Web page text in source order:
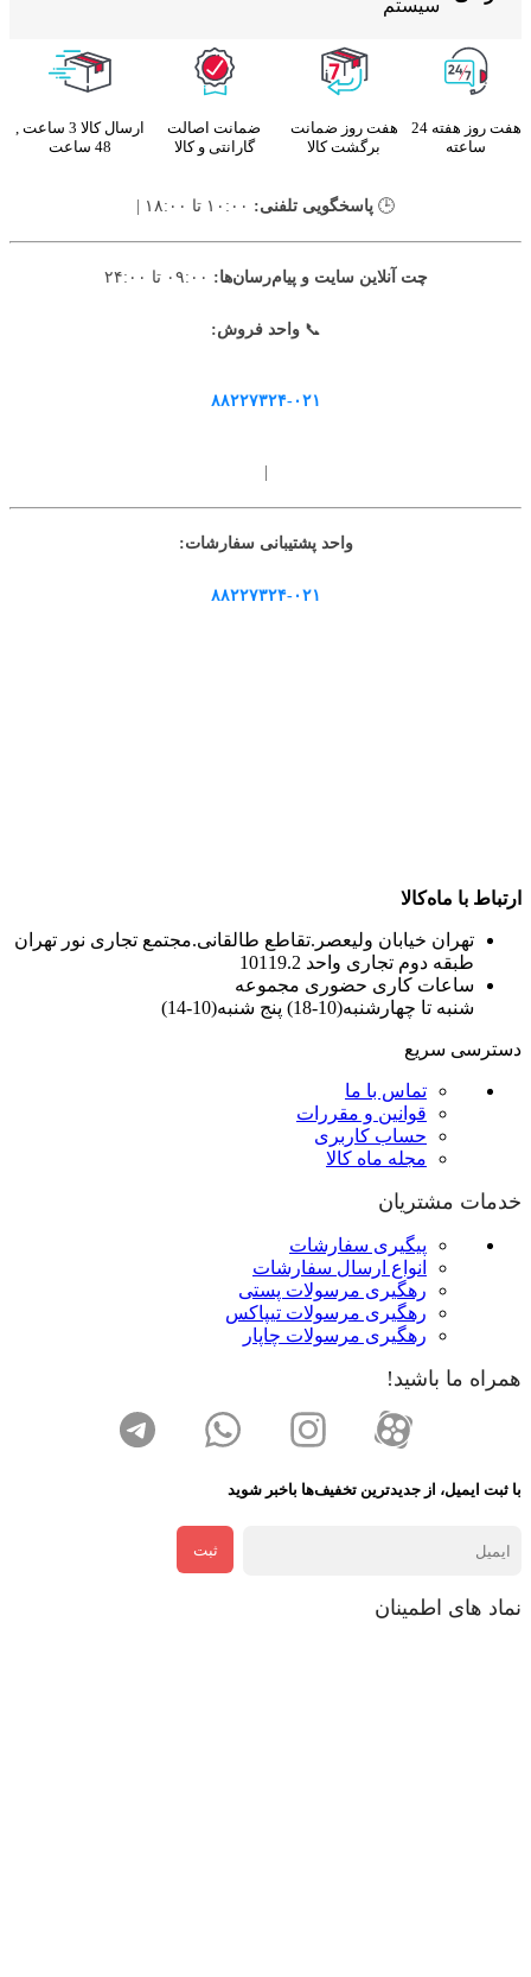
سیستم
هفت روز هفته 24
ساعته
هفت روز ضمانت
برگشت کالا
ضمانت اصالت
گارانتی و کالا
ارسال کالا 3 ساعت ,
48 ساعت
🕒 پاسخگویی تلفنی:
چت آنلاین سایت و پیام‌رسان‌ها:
📞واحد فروش:
۸۸۲۲۷۳۲۴-۰۲۱
واحد پشتیبانی سفارشات:
۸۸۲۲۷۳۲۴-۰۲۱
ارتباط با ماه‌کالا
تهران خیابان ولیعصر.تقاطع طالقانی.مجتمع تجاری نور تهران
طبقه دوم تجاری واحد 10119.2
ساعات کاری حضوری مجموعه
شنبه تا چهارشنبه(10-18) پنج شنبه(10-14)
دسترسی سریع
تماس با ما
قوانین و مقررات
حساب کاربری
مجله ماه کالا
خدمات مشتریان
پیگیری سفارشات
انواع ارسال سفارشات
رهگیری مرسولات پستی
رهگیری مرسولات تیپاکس
رهگیری مرسولات چاپار
همراه ما باشید!
با ثبت ایمیل، از جدید‌ترین تخفیف‌ها با‌خبر شوید
ثبت
نماد های اطمینان